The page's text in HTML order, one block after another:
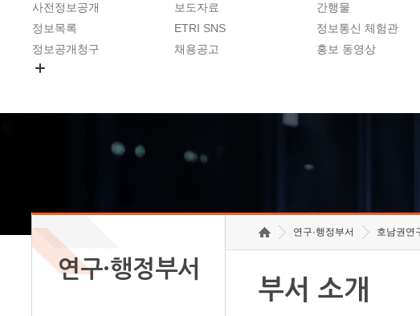
사전정보공개
정보목록
정보공개청구
보도자료
ETRI SNS
채용공고
간행물
정보통신 체험관
홍보 동영상
연구·행정부서
연구·행정부서 호남권연
부서 소개